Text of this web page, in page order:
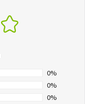
0%
0%
0%